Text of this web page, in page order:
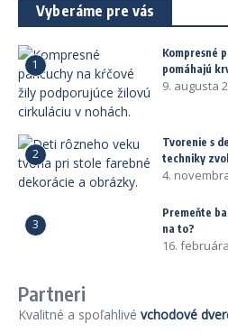
Vyberáme pre vás
1
Kompresné
pomáhajú
9. augusta
2
Tvorenie s
techniky
4.
3
Premeňte
na to?
16.
Partneri
Kvalitné a spoľahlivé vchodové